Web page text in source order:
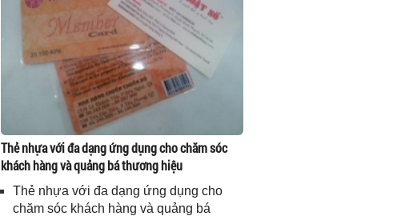
Thẻ nhựa với đa dạng ứng dụng cho chăm sóc
khách hàng và quảng bá thương hiệu
Thẻ nhựa với đa dạng ứng dụng cho
chăm sóc khách hàng và quảng bá